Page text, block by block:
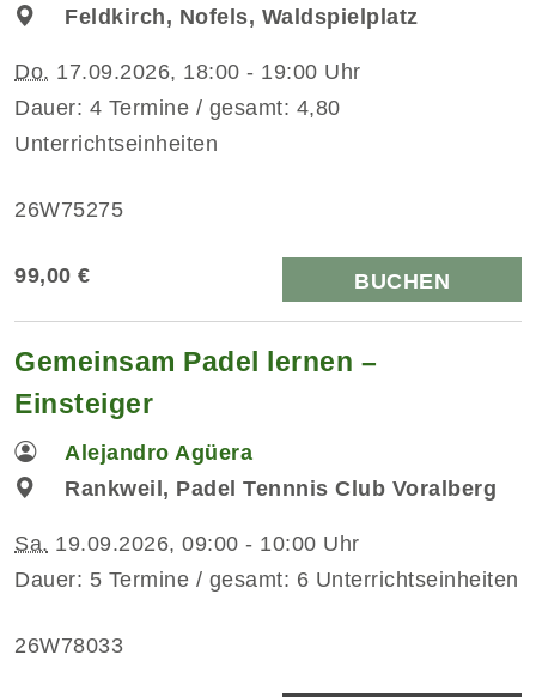
Feldkirch, Nofels, Waldspielplatz
Do. 17.09.2026, 18:00 - 19:00 Uhr
Dauer: 4 Termine / gesamt: 4,80
Unterrichtseinheiten
26W75275
99,00 € BUCHEN
Gemeinsam Padel lernen –
Einsteiger
Alejandro Agüera
Rankweil, Padel Tennnis Club Voralberg
Sa. 19.09.2026, 09:00 - 10:00 Uhr
Dauer: 5 Termine / gesamt: 6 Unterrichtseinheiten
26W78033